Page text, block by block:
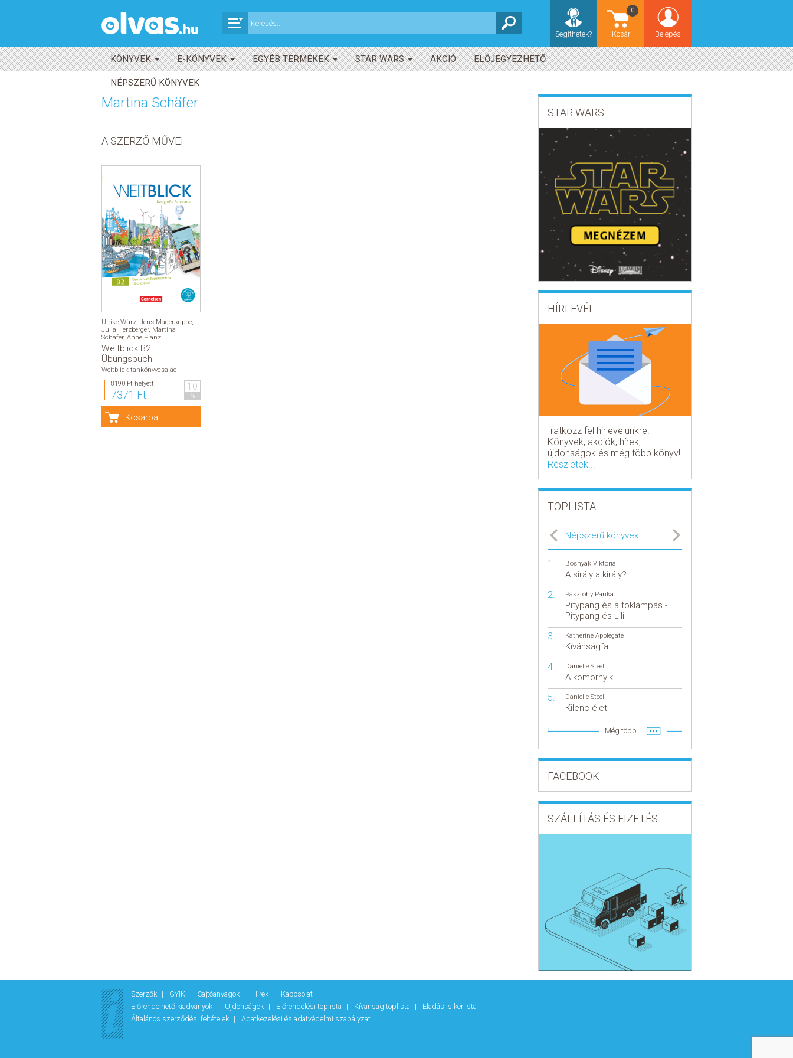
Belépés
Kosár
0
Segíthetek?
KÖNYVEK E-KÖNYVEK EGYÉB TERMÉKEK STAR WARS AKCIÓ ELŐJEGYEZHETŐ
NÉPSZERŰ KÖNYVEK
Martina Schäfer
A SZERZŐ MŰVEI
Ulrike Würz, Jens Magersuppe,
Julia Herzberger, Martina
Schäfer, Anne Planz
Weitblick B2 –
Übungsbuch
Weitblick tankönyvcsalád
8190 Ft helyett
7371 Ft
10
%
Kosárba
STAR WARS
HÍRLEVÉL
Iratkozz fel hírlevelünkre!
Könyvek, akciók, hírek,
újdonságok és még több könyv!
Részletek...
TOPLISTA
Népszerű könyvek
Bosnyák Viktória
A sirály a király?
Pásztohy Panka
Pitypang és a töklámpás -
Pitypang és Lili
Katherine Applegate
Kívánságfa
Danielle Steel
A komornyik
Danielle Steel
Kilenc élet
Még több
FACEBOOK
SZÁLLÍTÁS ÉS FIZETÉS
Szerzők GYIK Sajtóanyagok Hírek
Kapcsolat
Előrendelhető kiadványok
Újdonságok Előrendelési toplista Kívánság toplista
Eladási sikerlista
Általános szerződési feltételek
Adatkezelési és adatvédelmi szabályzat